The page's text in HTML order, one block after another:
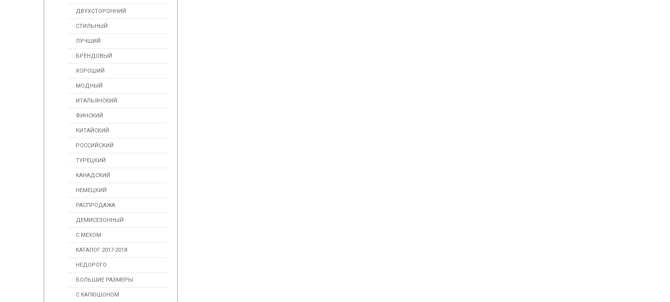
ДВУХСТОРОННИЙ
СТИЛЬНЫЙ
ЛУЧШИЙ
БРЕНДОВЫЙ
ХОРОШИЙ
МОДНЫЙ
ИТАЛЬЯНСКИЙ
ФИНСКИЙ
КИТАЙСКИЙ
РОССИЙСКИЙ
ТУРЕЦКИЙ
КАНАДСКИЙ
НЕМЕЦКИЙ
РАСПРОДАЖА
ДЕМИСЕЗОННЫЙ
С МЕХОМ
КАТАЛОГ 2017-2018
НЕДОРОГО
БОЛЬШИЕ РАЗМЕРЫ
С КАПЮШОНОМ